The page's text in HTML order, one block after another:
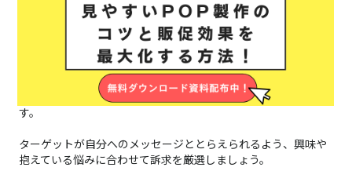
具体的になった興味関心・悩みをもとに訴求を厳選していけ
ば、ターゲットの気持ちに寄り添ったメッセージを見つけられ
目を引く販促物の作成には、ターゲットが商品を購入すること
でどのような変化が起きるのかイメージできる訴求が必要で
す。
ターゲットが自分へのメッセージととらえられるよう、興味や
抱えている悩みに合わせて訴求を厳選しましょう。